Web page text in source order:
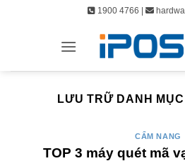
1900 4766 |
LƯU TRỮ DANH
CẨM NANG
TOP 3 máy quét mã